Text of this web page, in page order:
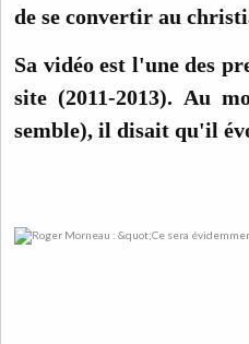
de se convertir au
Sa vidéo est l'une des
site (2011-2013). Au
semble), il disait qu'il